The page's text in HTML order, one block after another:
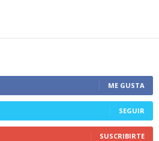
ME GUSTA
SEGUIR
SUSCRIBIRTE